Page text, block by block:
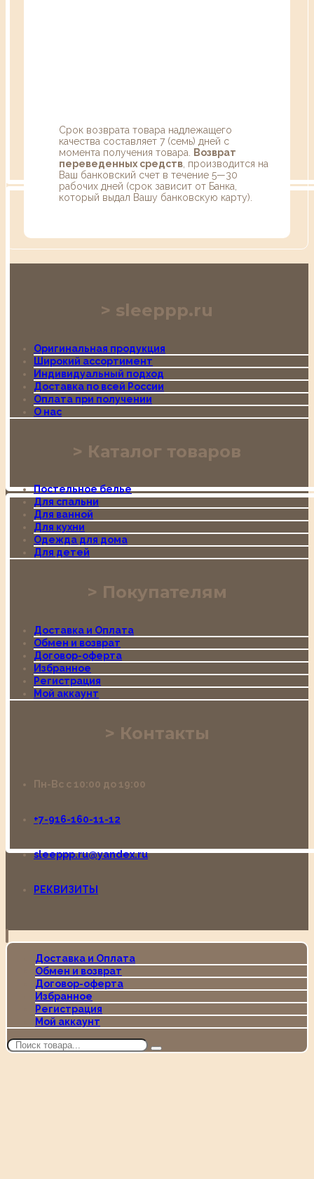
Срок возврата товара надлежащего
качества составляет 7 (семь) дней с
момента получения товара.
Возврат
переведенных средств , производится на
Ваш банковский счет в течение 5—30
рабочих дней (срок зависит от Банка,
который выдал Вашу банковскую карту).
sleeppp.ru
Оригинальная продукция
Широкий ассортимент
Индивидуальный подход
Доставка по всей России
Оплата при получении
О нас
Каталог товаров
Постельное белье
Для спальни
Для ванной
Для кухни
Одежда для дома
Для детей
Покупателям
Доставка и Оплата
Обмен и возврат
Договор-оферта
Избранное
Регистрация
Мой аккаунт
Контакты
Пн-Вс с 10:00 до 19:00
+7-916-160-11-12
sleeppp.ru@yandex.ru
РЕКВИЗИТЫ
Доставка и Оплата
Обмен и возврат
Договор-оферта
Избранное
Регистрация
Мой аккаунт